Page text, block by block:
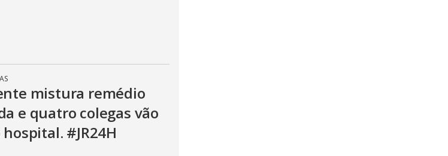
mistura remédio
e quatro colegas vão
#JR24H